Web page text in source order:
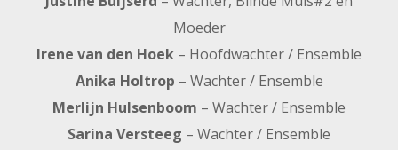
Moeder
Irene van den Hoek – Hoofdwachter / Ensemble
Anika Holtrop – Wachter / Ensemble
Merlijn Hulsenboom – Wachter / Ensemble
Sarina Versteeg – Wachter / Ensemble